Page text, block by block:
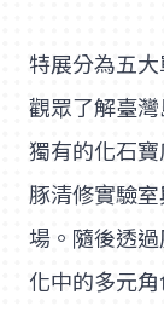
特展分為五
觀眾了解臺
獨有的化石
豚清修實驗
場。隨後透
化中的多元